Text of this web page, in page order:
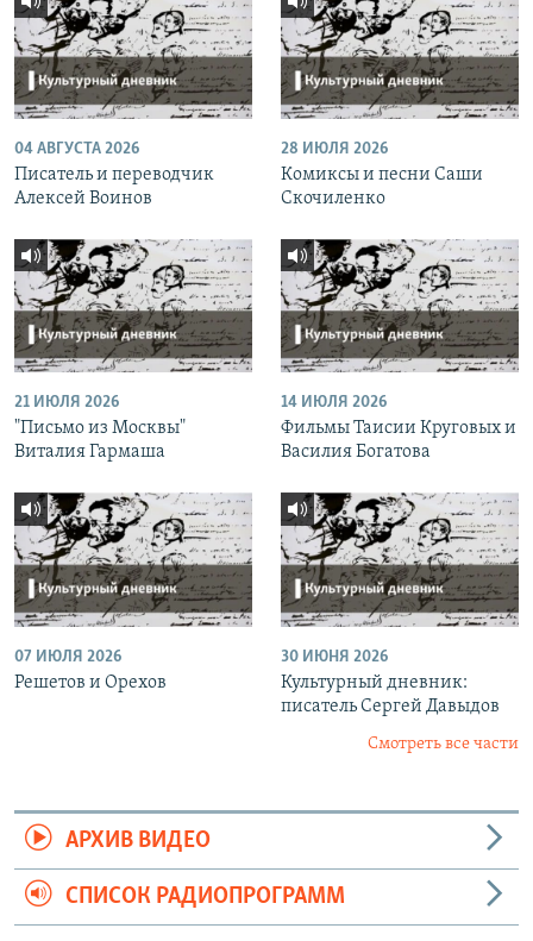
04 АВГУСТА 2026
Писатель и переводчик
Алексей Воинов
28 ИЮЛЯ 2026
Комиксы и песни Саши
Скочиленко
21 ИЮЛЯ 2026
"Письмо из Москвы"
Виталия Гармаша
14 ИЮЛЯ 2026
Фильмы Таисии Круговых и
Василия Богатова
07 ИЮЛЯ 2026
Решетов и Орехов
30 ИЮНЯ 2026
Культурный дневник:
писатель Сергей Давыдов
Смотреть все части
АРХИВ ВИДЕО
СПИСОК РАДИОПРОГРАММ